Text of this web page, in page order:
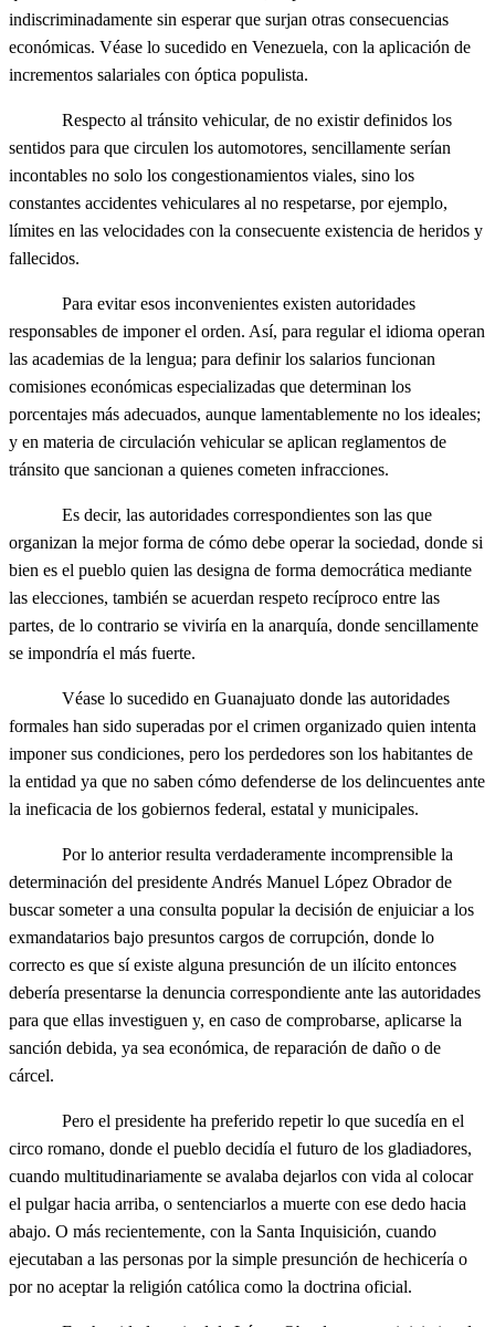
indiscriminadamente sin esperar que surjan otras consecuencias
económicas. Véase lo sucedido en Venezuela, con la aplicación de
incrementos salariales con óptica populista.
Respecto al tránsito vehicular, de no existir definidos los
sentidos para que circulen los automotores, sencillamente serían
incontables no solo los congestionamientos viales, sino los
constantes accidentes vehiculares al no respetarse, por ejemplo,
límites en las velocidades con la consecuente existencia de heridos y
fallecidos.
Para evitar esos inconvenientes existen autoridades
responsables de imponer el orden. Así, para regular el idioma operan
las academias de la lengua; para definir los salarios funcionan
comisiones económicas especializadas que determinan los
porcentajes más adecuados, aunque lamentablemente no los ideales;
y en materia de circulación vehicular se aplican reglamentos de
tránsito que sancionan a quienes cometen infracciones.
Es decir, las autoridades correspondientes son las que
organizan la mejor forma de cómo debe operar la sociedad, donde si
bien es el pueblo quien las designa de forma democrática mediante
las elecciones, también se acuerdan respeto recíproco entre las
partes, de lo contrario se viviría en la anarquía, donde sencillamente
se impondría el más fuerte.
Véase lo sucedido en Guanajuato donde las autoridades
formales han sido superadas por el crimen organizado quien intenta
imponer sus condiciones, pero los perdedores son los habitantes de
la entidad ya que no saben cómo defenderse de los delincuentes ante
la ineficacia de los gobiernos federal, estatal y municipales.
Por lo anterior resulta verdaderamente incomprensible la
determinación del presidente Andrés Manuel López Obrador de
buscar someter a una consulta popular la decisión de enjuiciar a los
exmandatarios bajo presuntos cargos de corrupción, donde lo
correcto es que sí existe alguna presunción de un ilícito entonces
debería presentarse la denuncia correspondiente ante las autoridades
para que ellas investiguen y, en caso de comprobarse, aplicarse la
sanción debida, ya sea económica, de reparación de daño o de
cárcel.
Pero el presidente ha preferido repetir lo que sucedía en el
circo romano, donde el pueblo decidía el futuro de los gladiadores,
cuando multitudinariamente se avalaba dejarlos con vida al colocar
el pulgar hacia arriba, o sentenciarlos a muerte con ese dedo hacia
abajo. O más recientemente, con la Santa Inquisición, cuando
ejecutaban a las personas por la simple presunción de hechicería o
por no aceptar la religión católica como la doctrina oficial.